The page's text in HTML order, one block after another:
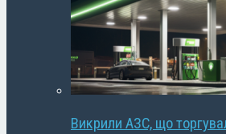
Викрили АЗС, що